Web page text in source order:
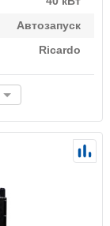
Автозапуск
Ricardo